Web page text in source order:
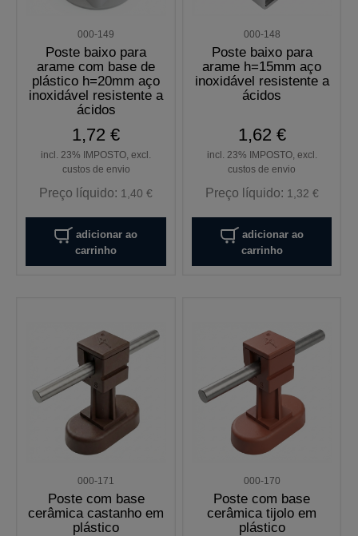
000-149
Poste baixo para
arame com base de
plástico h=20mm aço
inoxidável resistente a
ácidos
1,72 €
incl. 23% IMPOSTO, excl.
custos de envio
Preço líquido: 1,40 €
adicionar ao
carrinho
000-148
Poste baixo para
arame h=15mm aço
inoxidável resistente a
ácidos
1,62 €
incl. 23% IMPOSTO, excl.
custos de envio
Preço líquido: 1,32 €
adicionar ao
carrinho
000-171
Poste com base
cerâmica castanho em
plástico
000-170
Poste com base
cerâmica tijolo em
plástico